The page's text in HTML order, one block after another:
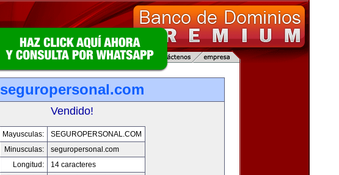
seguropersonal.com
Vendido!
Mayusculas:
SEGUROPERSONAL.COM
Minusculas:
seguropersonal.com
Longitud:
14 caracteres